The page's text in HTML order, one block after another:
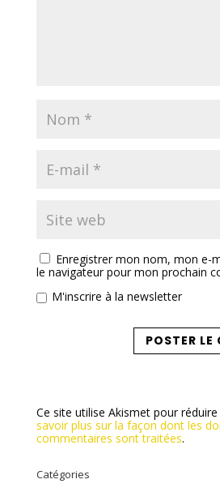
Enregistrer mon nom, mon e-
le navigateur pour mon prochain
M'inscrire à la newsletter
Ce site utilise Akismet pour réduire
savoir plus sur la façon dont les
commentaires sont traitées.
Catégories